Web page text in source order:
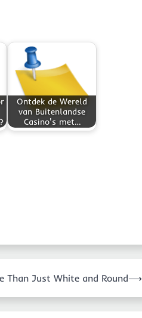
Ontdek de Wereld
van Buitenlandse
Casino's met…
Than Just White and Round⟶